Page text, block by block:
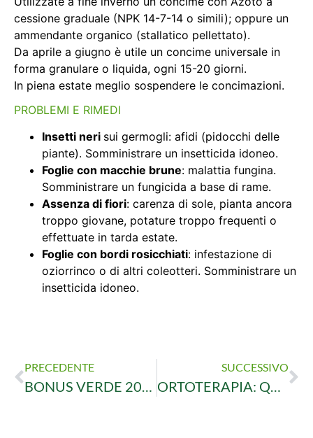
cessione graduale (NPK 14-7-14 o simili); oppure un
ammendante organico (stallatico pellettato).
Da aprile a giugno è utile un concime universale in
forma granulare o liquida, ogni 15-20 giorni.
In piena estate meglio sospendere le concimazioni.
PROBLEMI E RIMEDI
Insetti neri sui germogli: afidi (pidocchi delle
piante). Somministrare un insetticida idoneo.
Foglie con macchie brune: malattia fungina.
Somministrare un fungicida a base di rame.
Assenza di fiori: carenza di sole, pianta ancora
troppo giovane, potature troppo frequenti o
effettuate in tarda estate.
Foglie con bordi rosicchiati: infestazione di
oziorrinco o di altri coleotteri. Somministrare un
insetticida idoneo.
PRECEDENTE
BONUS VERDE 2021: IRRIGAZIONE IN GIARDINO
SUCCESSIVO
ORTOTERAPIA: QUANDO LE PIANTE CI SALVANO